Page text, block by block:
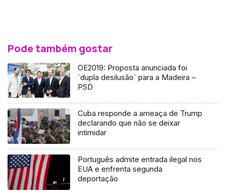
Pode também gostar
OE2019: Proposta anunciada foi
`dupla desilusão` para a Madeira –
PSD
Cuba responde a ameaça de Trump
declarando que não se deixar
intimidar
Português admite entrada ilegal nos
EUA e enfrenta segunda
deportação